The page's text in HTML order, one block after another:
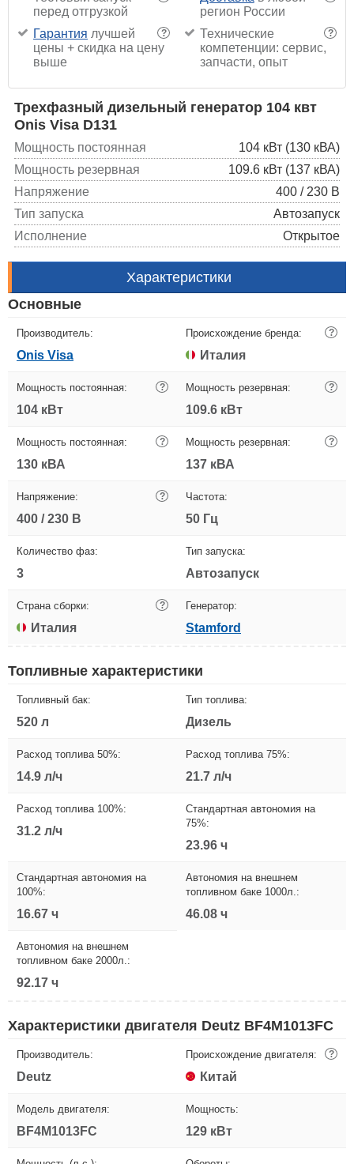
перед отгрузкой
регион России
?
Гарантия лучшей
цены + скидка на цену
выше
?
Технические
компетенции: сервис,
запчасти, опыт
Трехфазный дизельный генератор 104 квт
Onis Visa D131
Мощность постоянная
104 кВт (130 кВА)
Мощность резервная
109.6 кВт (137 кВА)
Напряжение
400 / 230 В
Тип запуска
Автозапуск
Исполнение
Открытое
Характеристики
Основные
Производитель:
Onis Visa
Происхождение бренда: ?
Италия
Мощность постоянная: ?
104 кВт
Мощность резервная: ?
109.6 кВт
Мощность постоянная: ?
130 кВА
Мощность резервная: ?
137 кВА
Напряжение: ?
400 / 230 В
Частота:
50 Гц
Количество фаз:
3
Тип запуска:
Автозапуск
Страна сборки: ?
Италия
Генератор:
Stamford
Топливные характеристики
Топливный бак:
520 л
Тип топлива:
Дизель
Расход топлива 50%:
14.9 л/ч
Расход топлива 75%:
21.7 л/ч
Расход топлива 100%:
31.2 л/ч
Стандартная автономия на
75%:
23.96 ч
Стандартная автономия на
100%:
16.67 ч
Автономия на внешнем
топливном баке 1000л.:
46.08 ч
Автономия на внешнем
топливном баке 2000л.:
92.17 ч
Характеристики двигателя Deutz BF4M1013FC
Производитель:
Deutz
Происхождение двигателя: ?
Китай
Модель двигателя:
BF4M1013FC
Мощность:
129 кВт